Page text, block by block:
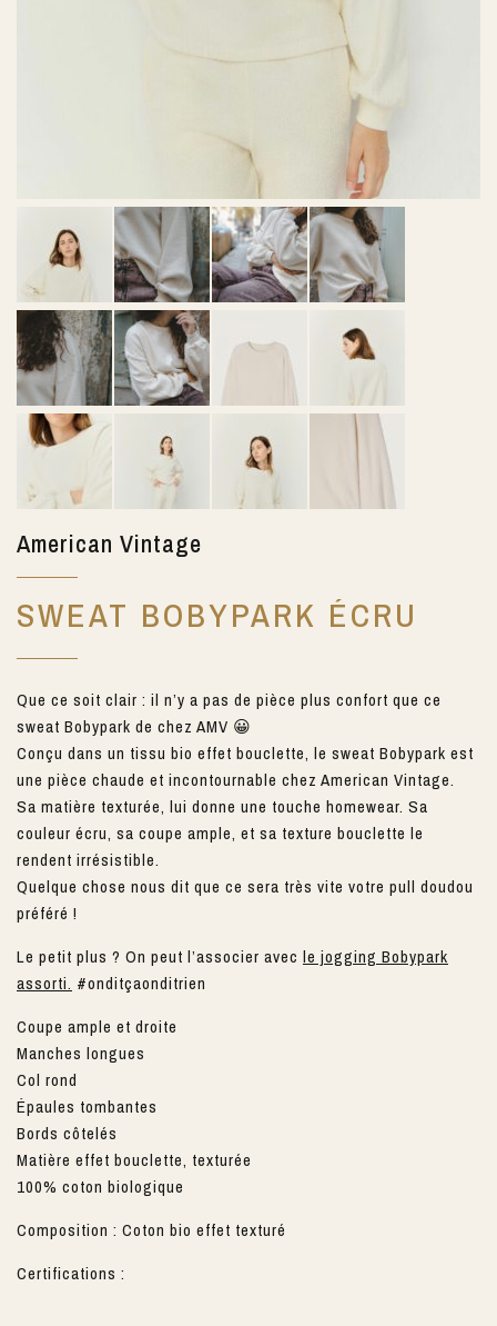
American Vintage
SWEAT BOBYPARK ÉCRU
Que ce soit clair : il n’y a pas de pièce plus confort que ce
sweat Bobypark de chez AMV 😀
Conçu dans un tissu bio effet bouclette, le sweat Bobypark est
une pièce chaude et incontournable chez American Vintage.
Sa matière texturée, lui donne une touche homewear. Sa
couleur écru, sa coupe ample, et sa texture bouclette le
rendent irrésistible.
Quelque chose nous dit que ce sera très vite votre pull doudou
préféré !
Le petit plus ? On peut l’associer avec le jogging Bobypark
assorti. #onditçaonditrien
Coupe ample et droite
Manches longues
Col rond
Épaules tombantes
Bords côtelés
Matière effet bouclette, texturée
100% coton biologique
Composition : Coton bio effet texturé
Certifications :